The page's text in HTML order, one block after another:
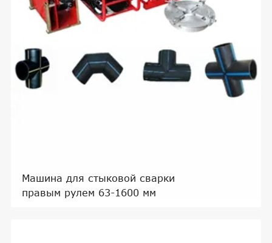
Машина для стыковой сварки
правым рулем 63-1600 мм